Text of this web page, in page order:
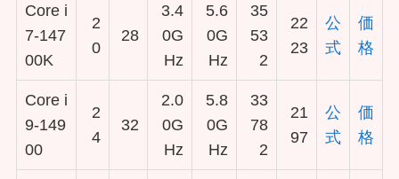
Core i
7-147
00K
2
0
28
3.4
0G
Hz
5.6
0G
Hz
35
53
2
22
23
公
式
価
格
Core i
9-149
00
2
4
32
2.0
0G
Hz
5.8
0G
Hz
33
78
2
21
97
公
式
価
格